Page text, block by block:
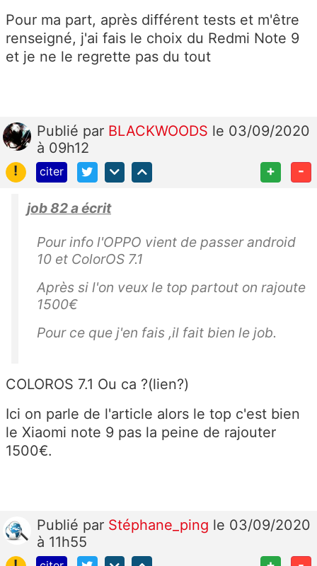
Pour ma part, après différent tests et m'être
renseigné, j'ai fais le choix du Redmi Note 9
et je ne le regrette pas du tout
Publié par BLACKWOODS le 03/09/2020
à 09h12
!
citer + -
job 82 a écrit
Pour info l'OPPO vient de passer android
10 et ColorOS 7.1
Après si l'on veux le top partout on rajoute
1500€
Pour ce que j'en fais ,il fait bien le job.
COLOROS 7.1 Ou ca ?(lien?)
Ici on parle de l'article alors le top c'est bien
le Xiaomi note 9 pas la peine de rajouter
1500€.
Publié par Stéphane_ping le 03/09/2020
à 11h55